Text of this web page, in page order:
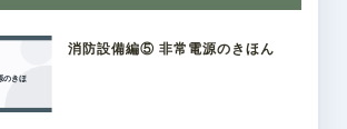
消防設備編⑤ 非常電源のきほん